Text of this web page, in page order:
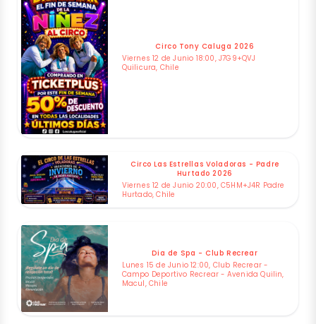
Circo Tony Caluga 2026
Viernes 12 de Junio 18:00, J7G9+QVJ
Quilicura, Chile
Circo Las Estrellas Voladoras - Padre
Hurtado 2026
Viernes 12 de Junio 20:00, C5HM+J4R Padre
Hurtado, Chile
Dia de Spa - Club Recrear
Lunes 15 de Junio 12:00, Club Recrear -
Campo Deportivo Recrear - Avenida Quilin,
Macul, Chile